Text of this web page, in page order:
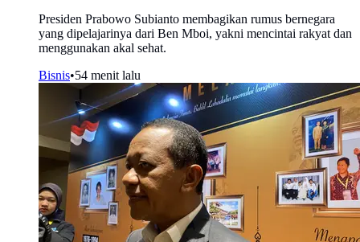
Presiden Prabowo Subianto membagikan rumus bernegara
yang dipelajarinya dari Ben Mboi, yakni mencintai rakyat dan
menggunakan akal sehat.
Bisnis•54 menit lalu